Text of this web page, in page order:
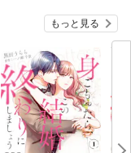
もっと見る